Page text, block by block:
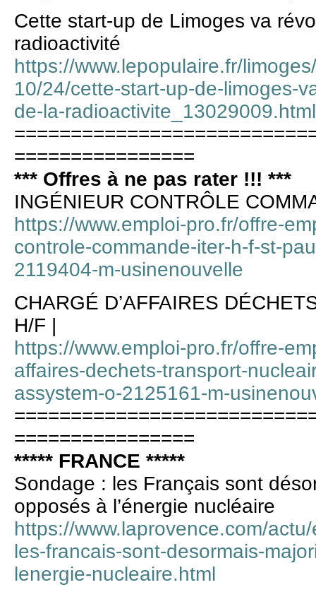
Cette start-up de Limoges va
radioactivité
https://www.lepopulaire.fr/
10/24/cette-start-up-de-limoges-
de-la-
================
*** Offres à ne pas rater !!! ***
INGÉNIEUR CONTRÔLE
https://www.emploi-pro.fr/offre-
controle-commande-iter-h-f-st-
2119404-m-usinenouvelle
CHARGÉ D’AFFAIRES
H/F |
https://www.emploi-pro.fr/offre-
affaires-dechets-transport-
assystem-o-2125161-m-
================
***** FRANCE *****
Sondage : les Français sont
opposés à l’énergie nucléaire
https://www.laprovence.com/
les-francais-sont-desormais-
lenergie-nucleaire.html